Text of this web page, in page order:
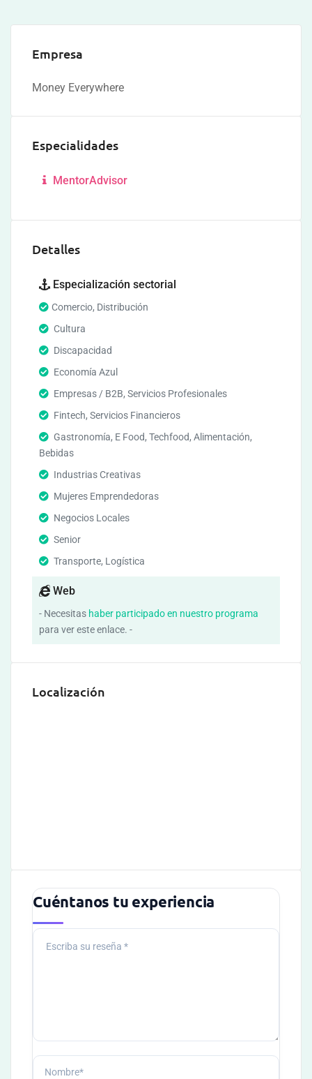
Empresa
Money Everywhere
Especialidades
MentorAdvisor
Detalles
Especialización sectorial
Comercio, Distribución
Cultura
Discapacidad
Economía Azul
Empresas / B2B, Servicios Profesionales
Fintech, Servicios Financieros
Gastronomía, E Food, Techfood, Alimentación,
Bebidas
Industrias Creativas
Mujeres Emprendedoras
Negocios Locales
Senior
Transporte, Logística
Web
- Necesitas haber participado en nuestro programa
para ver este enlace. -
Localización
Cuéntanos tu experiencia